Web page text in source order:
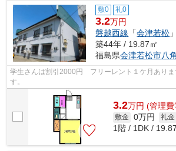
敷0 礼0
3.2万円
磐越西線 「会津若松
築44年 / 19.87㎡
福島県会津若松市八
学生さんは割引2000円 フリーレント１ケ月あ
す。
3.2万円 (管理費
敷金 0万円 礼金
1階 / 1DK /